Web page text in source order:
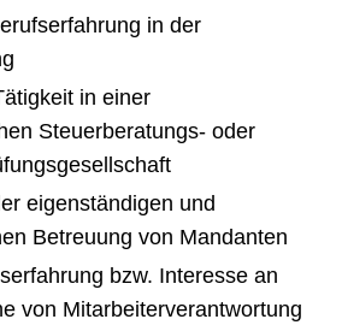
in der
in einer
Steuerberatungs- oder
eigenständigen und
Betreuung von Mandanten
bzw. Interesse an
von Mitarbeiterverantwortung